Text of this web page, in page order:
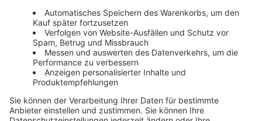
Themenwelten und Produktschulungen
Haufe Group